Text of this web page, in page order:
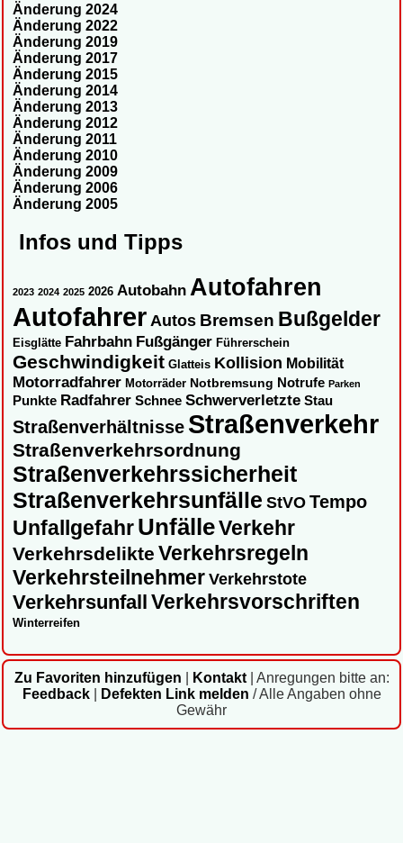
Änderung 2024
Änderung 2022
Änderung 2019
Änderung 2017
Änderung 2015
Änderung 2014
Änderung 2013
Änderung 2012
Änderung 2011
Änderung 2010
Änderung 2009
Änderung 2006
Änderung 2005
Infos und Tipps
2023 2024 2025 2026 Autobahn Autofahren
AutofahrerAutos Bremsen Bußgelder
Eisglätte Fahrbahn Fußgänger Führerschein
Geschwindigkeit Glatteis Kollision Mobilität
Motorradfahrer Motorräder Notbremsung Notrufe Parken
Punkte Radfahrer Schnee Schwerverletzte Stau
Straßenverhältnisse Straßenverkehr
Straßenverkehrsordnung
Straßenverkehrssicherheit
Straßenverkehrsunfälle StVOTempo
UnfallgefahrUnfälleVerkehr
Verkehrsdelikte Verkehrsregeln
Verkehrsteilnehmer Verkehrstote
Verkehrsunfall Verkehrsvorschriften
Winterreifen
Zu Favoriten hinzufügen Kontakt| Anregungen bitte an:
Feedback| Defekten Link melden / Alle Angaben ohne
Gewähr